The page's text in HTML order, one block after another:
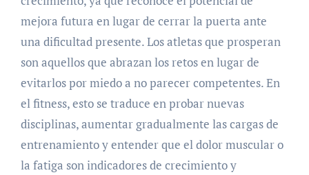
mejora futura en lugar de cerrar la puerta ante
una dificultad presente. Los atletas que prosperan
son aquellos que abrazan los retos en lugar de
evitarlos por miedo a no parecer competentes. En
el fitness, esto se traduce en probar nuevas
disciplinas, aumentar gradualmente las cargas de
entrenamiento y entender que el dolor muscular o
la fatiga son indicadores de crecimiento y